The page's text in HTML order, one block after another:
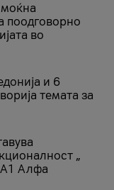
поодговорно
во
и 6
темата за
„
А1 Алфа